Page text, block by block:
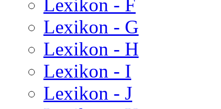
Lexikon - F
Lexikon - G
Lexikon - H
Lexikon - I
Lexikon - J